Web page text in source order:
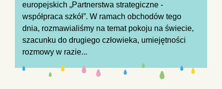
europejskich „Partnerstwa strategiczne -
współpraca szkół”. W ramach obchodów tego
dnia, rozmawialiśmy na temat pokoju na świecie,
szacunku do drugiego człowieka, umiejętności
rozmowy w razie...